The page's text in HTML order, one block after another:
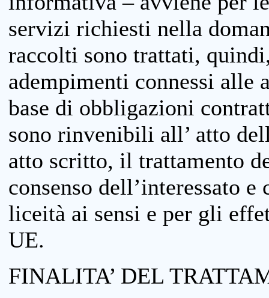
servizi richiesti nella
raccolti sono trattati,
adempimenti connessi
base di obbligazioni
sono rinvenibili all’ atto
atto scritto, il trattamento
consenso dell’interessato
liceità ai sensi e per gli
UE.
FINALITA’ DEL